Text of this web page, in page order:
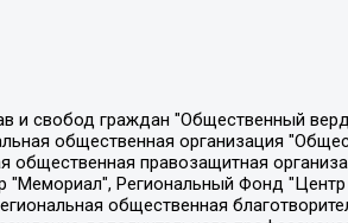
Санкт-Петербургская ЛГБТ-инициативная группа "Выход", Инициативная группа ЛГБТ+ "Реверс", Алексеев Андрей Викторович, Бекбулатова Таисия Львовна, Беляев Иван Михайлович, Владыкина Елена Сергеевна, Гельман Марат Александрович, Никульшина Вероника Юрьевна, Толоконникова Надежда Андреевна, Шендерович Виктор Анатольевич, Общество с ограниченной ответственностью "Данное сообщение", Общество с ограниченной ответственностью Издательский дом "Новая глава", Айнбиндер Александра Александровна, Московский комьюнити-центр для ЛГБТ+инициатив, Благотворительный фонд развития филантропии, Deutsche Welle (Германия, Kurt-Schumacher-Strasse 3, 53113 Bonn), Борзунова Мария Михайловна, Воробьев Виктор Викторович, Голубева Анна Львовна, Константинова Алла Михайловна, Малкова Ирина Владимировна, Мурадов Мурад Абдулгалимович, Осетинская Елизавета Николаевна, Понасенков Евгений Николаевич, Ганапольский Матвей Юрьевич, Киселев Евгений Алексеевич, Борухович Ирина Григорьевна, Дремин Иван Тимофеевич, Дубровский Дмитрий Викторович, Красноярская региональная общественная организация поддержки и развития альтернативных образовательных технологий и межкультурных коммуникаций "ИНТЕРРА", Маяковская Екатерина Алексеевна, Фейгин Марк Захарович, Филимонов Андрей Викторович, Дзугкоева Регина Николаевна, Доброхотов Роман Александрович, Дудь Юрий Александрович, Елкин Сергей Владимирович, Кругликов Кирилл Игоревич, Сабунаева Мария Леонидовна, Семенов Алексей Владимирович, Шаинян Карен Багратович, Шульман Екатерина Михайловна, Асафьев Артур Валерьевич, Вахштайн Виктор Семенович, Венедиктов Алексей Алексеевич, Лушникова Екатерина Евгеньевна, Волков Леонид Михайлович, Невзоров Александр Глебович, Пархоменко Сергей Борисович, Сироткин Ярослав Николаевич, Кара-Мурза Владимир Владимирович, Баранова Наталья Владимировна, Гозман Леонид Яковлевич, Кагарлицкий Борис Юльевич, Климарев Михаил Валерьевич, Милов Владимир Станиславович, Автономная некоммерческая организация Краснодарский центр современного искусства "Типография", Моргенштерн Алишер Тагирович, Соболь Любовь Эдуардовна, Общество с ограниченной ответственностью "ЛИЗА НОРМ", Каспаров Гарри Кимович, Ходорковский Михаил Борисович, Общество с ограниченной ответственностью "Апрельские тезисы", Данилович Ирина Брониславовна, Кашин Олег Владимирович, Петров Николай Владимирович, Пивоваров Алексей Владимирович, Соколов